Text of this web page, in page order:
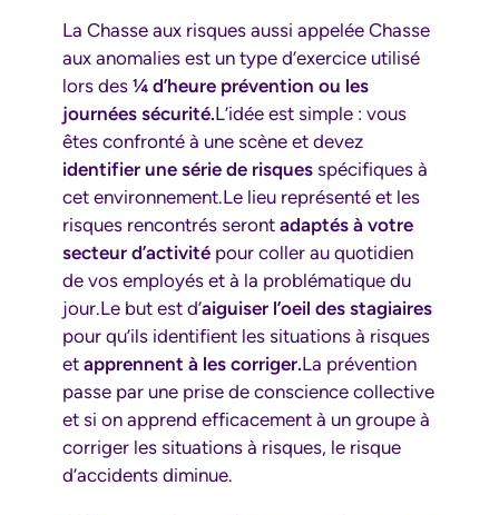
La Chasse aux risques aussi appelée Chasse
aux anomalies est un type d’exercice utilisé
lors des ¼ d’heure prévention ou les
journées sécurité.L’idée est simple : vous
êtes confronté à une scène et devez
identifier une série de risques spécifiques à
cet environnement.Le lieu représenté et les
risques rencontrés seront adaptés à votre
secteur d’activité pour coller au quotidien
de vos employés et à la problématique du
jour.Le but est d’aiguiser l’oeil des stagiaires
pour qu’ils identifient les situations à risques
et apprennent à les corriger.La prévention
passe par une prise de conscience collective
et si on apprend efficacement à un groupe à
corriger les situations à risques, le risque
d’accidents diminue.